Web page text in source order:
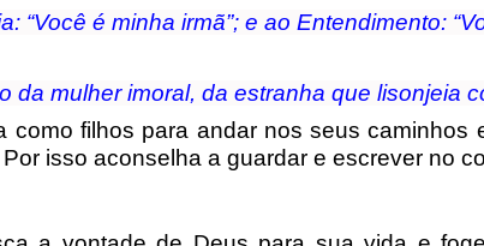
“Você é minha irmã”; e ao Entendimento:
da mulher imoral, da estranha que lisonjeia
como filhos para andar nos seus caminhos
isso aconselha a guardar e escrever no